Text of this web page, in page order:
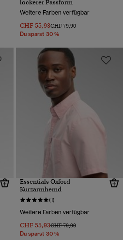
lockerer Passform
Weitere Farben verfügbar
CHF 55,93Preis wurde reduziert von
CHF 79,90bis
Du sparst 30 %
Essentials Oxford
Kurzarmhemd
(1)
Weitere Farben verfügbar
CHF 55,93Preis wurde reduziert von
CHF 79,90bis
Du sparst 30 %